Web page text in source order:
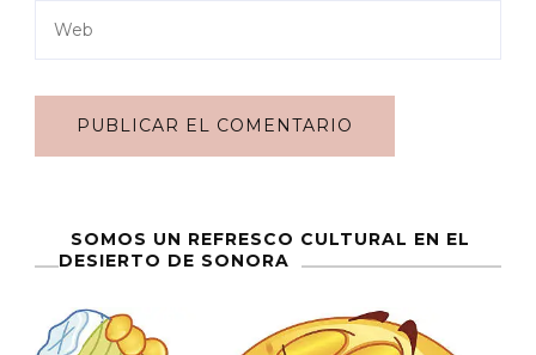
SOMOS UN REFRESCO CULTURAL EN EL
DESIERTO DE SONORA